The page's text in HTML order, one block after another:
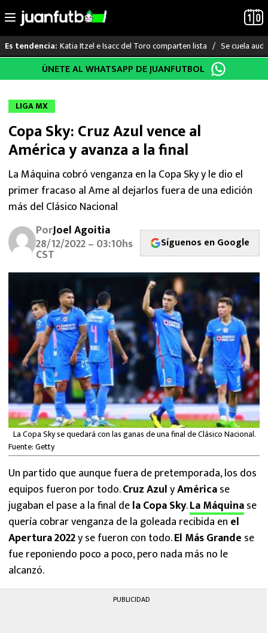
al
Es tendencia: Katia Itzel e Isacc del Toro comparten lista Se cuela
LO ÚLTIMO
LIGA MX
RAYADOS
ATLANTE
FUTBOL INTERNACIONAL
MEXICANOS EN EL EXTRANJERO
FUTBOL ESTUFA
FÓRMULA 1
BOXEO
LIGA MX
NFL
ÚNETE AL WHATSAPP DE JUANFUTBOL
LIGA MX
Copa Sky: Cruz Azul vence al
América y avanza a la final
La Máquina cobró venganza en la Copa Sky y le dio el
primer fracaso al Ame al dejarlos fuera de una edición
más del Clásico Nacional
PorJoel Agoitia
28/12/2022 – 03:10hs
CST
Síguenos en Google
La Copa Sky se quedará con las ganas de una final de Clásico Nacional.
Fuente: Getty
Un partido que aunque fuera de pretemporada, los dos
equipos fueron por todo.Cruz AzulyAméricase
jugaban el pase a la final dela Copa Sky.La Máquinase
quería cobrar venganza de la goleada recibida en el
Apertura 2022y se fueron con todo.El Más Grande se
fue reponiendo poco a poco, pero nada más no le
alcanzó.
PUBLICIDAD